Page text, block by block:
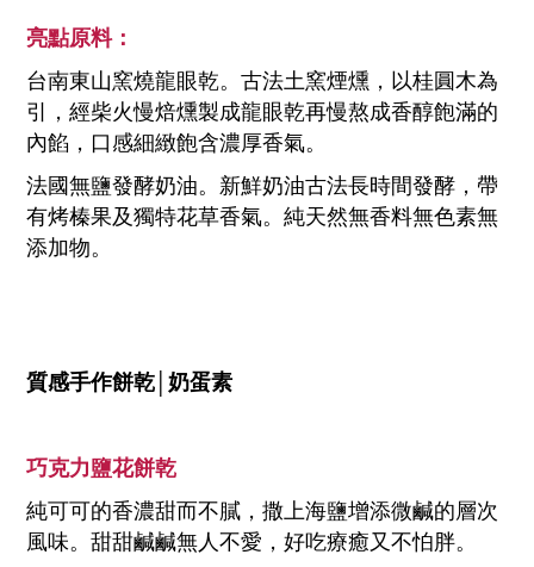
亮點原料：
台南東山窯燒龍眼乾。古法土窯煙燻，以桂圓木為
引，經柴火慢焙燻製成龍眼乾再慢熬成香醇飽滿的
內餡，口感細緻飽含濃厚香氣。
法國無鹽發酵奶油。新鮮奶油古法長時間發酵，帶
有烤榛果及獨特花草香氣。純天然無香料無色素無
添加物。
質感手作餅乾│奶蛋素
巧克力鹽花餅乾
純可可的香濃甜而不膩，撒上海鹽增添微鹹的層次
風味。甜甜鹹鹹無人不愛，好吃療癒又不怕胖。